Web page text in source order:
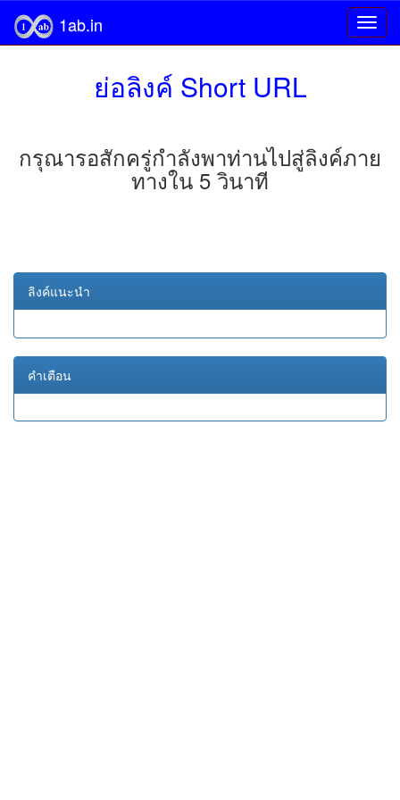
1ab.in
ย่อลิงค์ Short URL
กรุณารอสักครู่กำลังพาท่านไปสู่ลิงค์ภาย
ทางใน 5 วินาที
ลิงค์แนะนำ
คำเตือน